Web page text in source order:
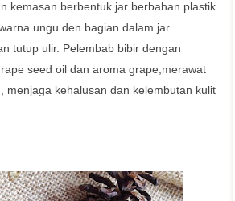
kemasan berbentuk jar berbahan plastik
ungu den bagian dalam jar
tutup ulir. Pelembab bibir dengan
seed oil dan aroma grape,merawat
menjaga kehalusan dan kelembutan kulit